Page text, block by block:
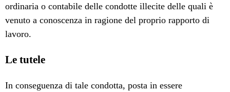
ordinaria o contabile delle condotte illecite delle quali è
venuto a conoscenza in ragione del proprio rapporto di
lavoro.
Le tutele
In conseguenza di tale condotta, posta in essere